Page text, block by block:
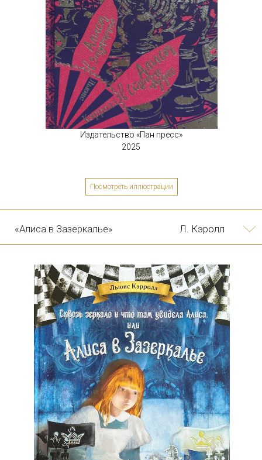
Посмотреть иллюстрации
Издательство «Пан пресс»
2025
«Приключения Алисы в
Л. Кэролл